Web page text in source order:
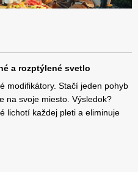
a rozptýlené svetlo
modifikátory. Stačí jeden pohyb
na svoje miesto. Výsledok?
lichotí každej pleti a eliminuje